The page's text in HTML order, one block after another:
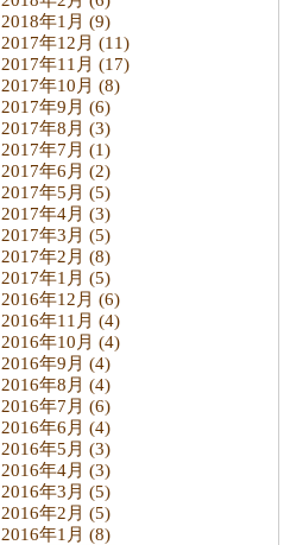
2018年1月 (9)
2017年12月 (11)
2017年11月 (17)
2017年10月 (8)
2017年9月 (6)
2017年8月 (3)
2017年7月 (1)
2017年6月 (2)
2017年5月 (5)
2017年4月 (3)
2017年3月 (5)
2017年2月 (8)
2017年1月 (5)
2016年12月 (6)
2016年11月 (4)
2016年10月 (4)
2016年9月 (4)
2016年8月 (4)
2016年7月 (6)
2016年6月 (4)
2016年5月 (3)
2016年4月 (3)
2016年3月 (5)
2016年2月 (5)
2016年1月 (8)